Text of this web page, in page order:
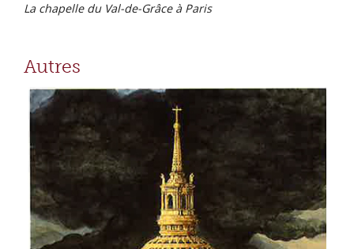
La chapelle du Val-de-Grâce à Paris
Autres